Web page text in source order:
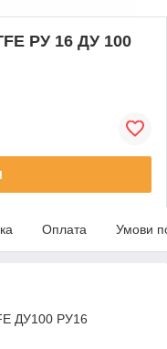
РУ 16 ДУ 100
Оплата Умови
ДУ100 РУ16